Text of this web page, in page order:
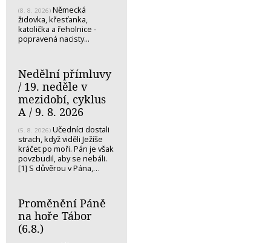
(8. 8. 2026) Německá
židovka, křesťanka,
katolička a řeholnice -
popravená nacisty...
Nedělní přímluvy
/ 19. neděle v
mezidobí, cyklus
A / 9. 8. 2026
(5. 8. 2026) Učedníci dostali
strach, když viděli Ježíše
kráčet po moři. Pán je však
povzbudil, aby se nebáli.
[1] S důvěrou v Pána,…
Proměnění Páně
na hoře Tábor
(6.8.)